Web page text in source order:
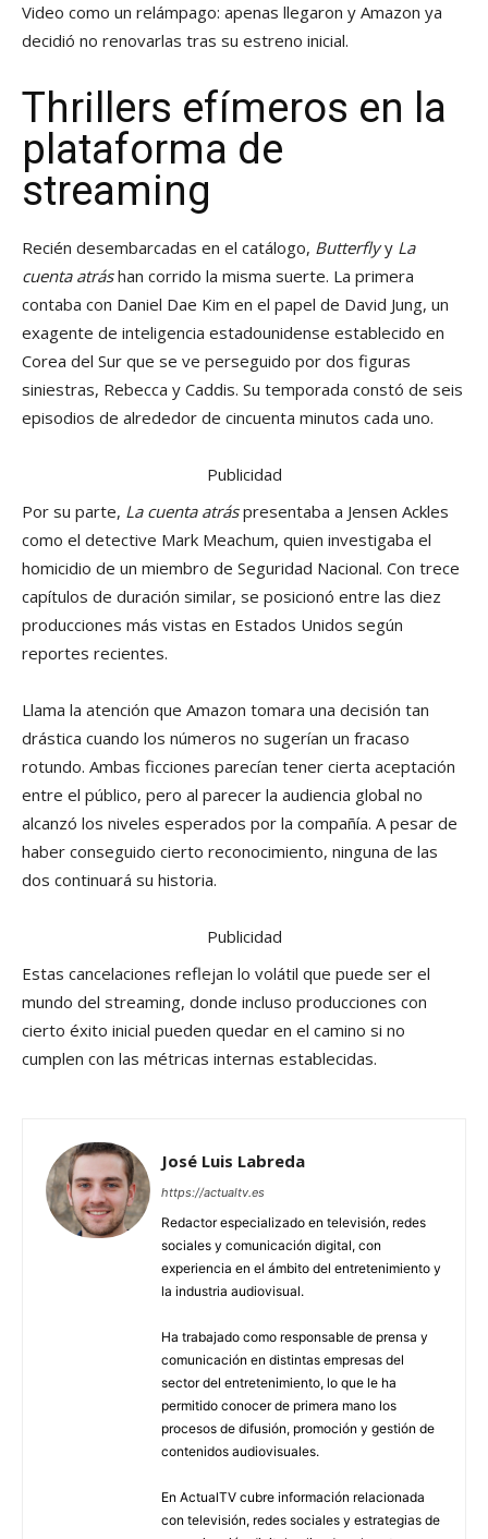
Video como un relámpago: apenas llegaron y Amazon ya
decidió no renovarlas tras su estreno inicial.
Thrillers efímeros en la
plataforma de
streaming
Recién desembarcadas en el catálogo, Butterflyy La
cuenta atráshan corrido la misma suerte. La primera
contaba con Daniel Dae Kim en el papel de David Jung, un
exagente de inteligencia estadounidense establecido en
Corea del Sur que se ve perseguido por dos figuras
siniestras, Rebecca y Caddis. Su temporada constó de seis
episodios de alrededor de cincuenta minutos cada uno.
Publicidad
Por su parte, La cuenta atráspresentaba a Jensen Ackles
como el detective Mark Meachum, quien investigaba el
homicidio de un miembro de Seguridad Nacional. Con trece
capítulos de duración similar, se posicionó entre las diez
producciones más vistas en Estados Unidos según
reportes recientes.
Llama la atención que Amazon tomara una decisión tan
drástica cuando los números no sugerían un fracaso
rotundo. Ambas ficciones parecían tener cierta aceptación
entre el público, pero al parecer la audiencia global no
alcanzó los niveles esperados por la compañía. A pesar de
haber conseguido cierto reconocimiento, ninguna de las
dos continuará su historia.
Publicidad
Estas cancelaciones reflejan lo volátil que puede ser el
mundo del streaming, donde incluso producciones con
cierto éxito inicial pueden quedar en el camino si no
cumplen con las métricas internas establecidas.
José Luis Labreda
https://actualtv.es
Redactor especializado en televisión, redes
sociales y comunicación digital, con
experiencia en el ámbito del entretenimiento y
la industria audiovisual.
Ha trabajado como responsable de prensa y
comunicación en distintas empresas del
sector del entretenimiento, lo que le ha
permitido conocer de primera mano los
procesos de difusión, promoción y gestión de
contenidos audiovisuales.
En ActualTV cubre información relacionada
con televisión, redes sociales y estrategias de